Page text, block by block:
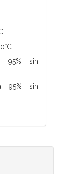
95% sin
95% sin